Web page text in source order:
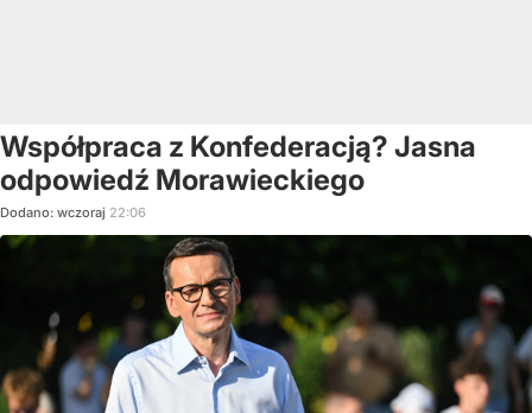
Współpraca z Konfederacją? Jasna
odpowiedź Morawieckiego
Dodano: wczoraj 22:06